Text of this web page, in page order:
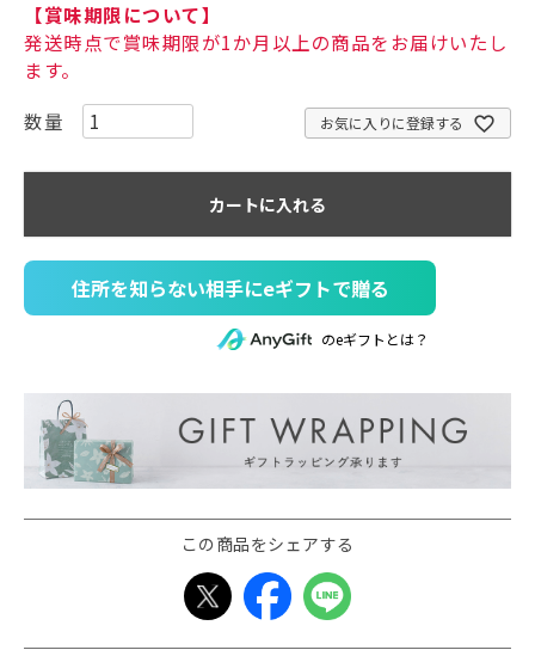
【賞味期限について】
発送時点で賞味期限が1か月以上の商品をお届けいたし
ます。
お気に入りに登録する
カートに入れる
住所を知らない相手にeギフトで贈る
のeギフトとは？
この商品をシェアする